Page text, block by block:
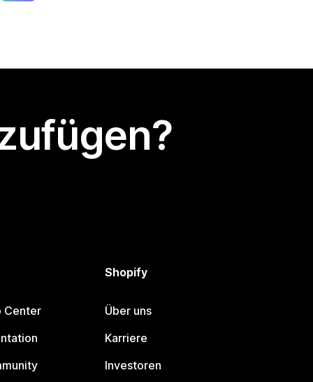
Center
Shopify
Über uns
Karriere
Investoren